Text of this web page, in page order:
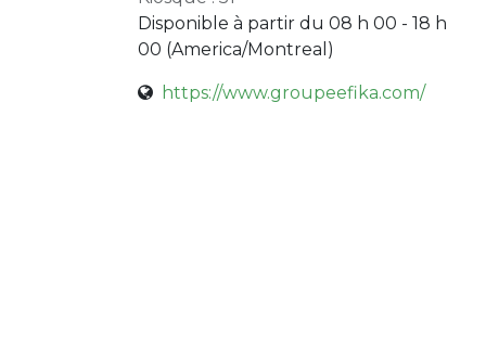
Disponible à partir du 08 h 00 - 18 h
00 (America/Montreal )
https://www.groupeefika.com/